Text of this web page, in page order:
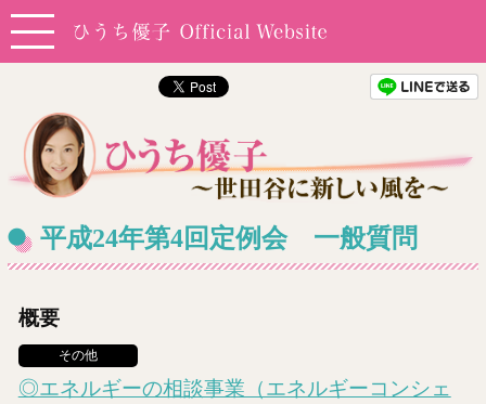
平成24年第4回定例会 一般質問
概要
その他
◎エネルギーの相談事業（エネルギーコンシェ